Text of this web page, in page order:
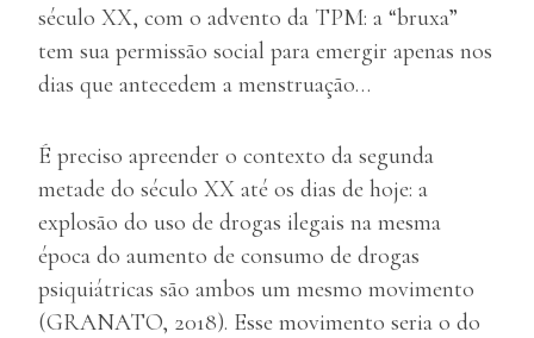
século XX, com o advento da TPM: a “bruxa”
tem sua permissão social para emergir apenas nos
dias que antecedem a menstruação…
É preciso apreender o contexto da segunda
metade do século XX até os dias de hoje: a
explosão do uso de drogas ilegais na mesma
época do aumento de consumo de drogas
psiquiátricas são ambos um mesmo movimento
(GRANATO, 2018). Esse movimento seria o do